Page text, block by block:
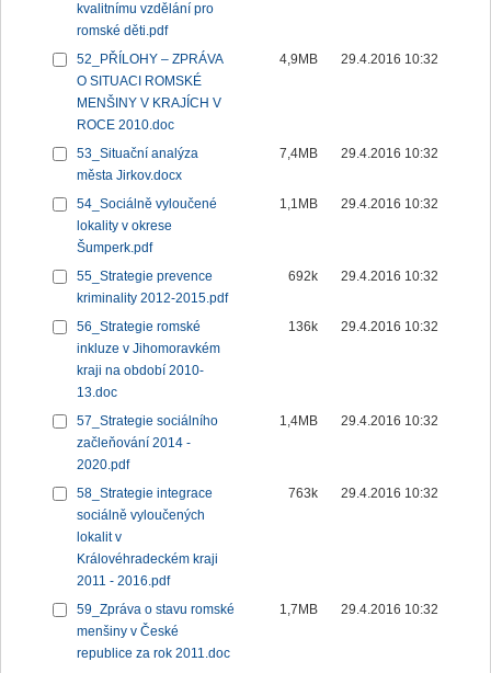
kvalitnímu vzdělání pro
romské děti.pdf
52_PŘÍLOHY – ZPRÁVA
O SITUACI ROMSKÉ
MENŠINY V KRAJÍCH V
ROCE 2010.doc
4,9MB 29.4.2016 10:32
53_Situační analýza
města Jirkov.docx
7,4MB 29.4.2016 10:32
54_Sociálně vyloučené
lokality v okrese
Šumperk.pdf
1,1MB 29.4.2016 10:32
55_Strategie prevence
kriminality 2012-2015.pdf
692k 29.4.2016 10:32
56_Strategie romské
inkluze v Jihomoravkém
kraji na období 2010-
13.doc
136k 29.4.2016 10:32
57_Strategie sociálního
začleňování 2014 -
2020.pdf
1,4MB 29.4.2016 10:32
58_Strategie integrace
sociálně vyloučených
lokalit v
Královéhradeckém kraji
2011 - 2016.pdf
763k 29.4.2016 10:32
59_Zpráva o stavu romské
menšiny v České
republice za rok 2011.doc
1,7MB 29.4.2016 10:32